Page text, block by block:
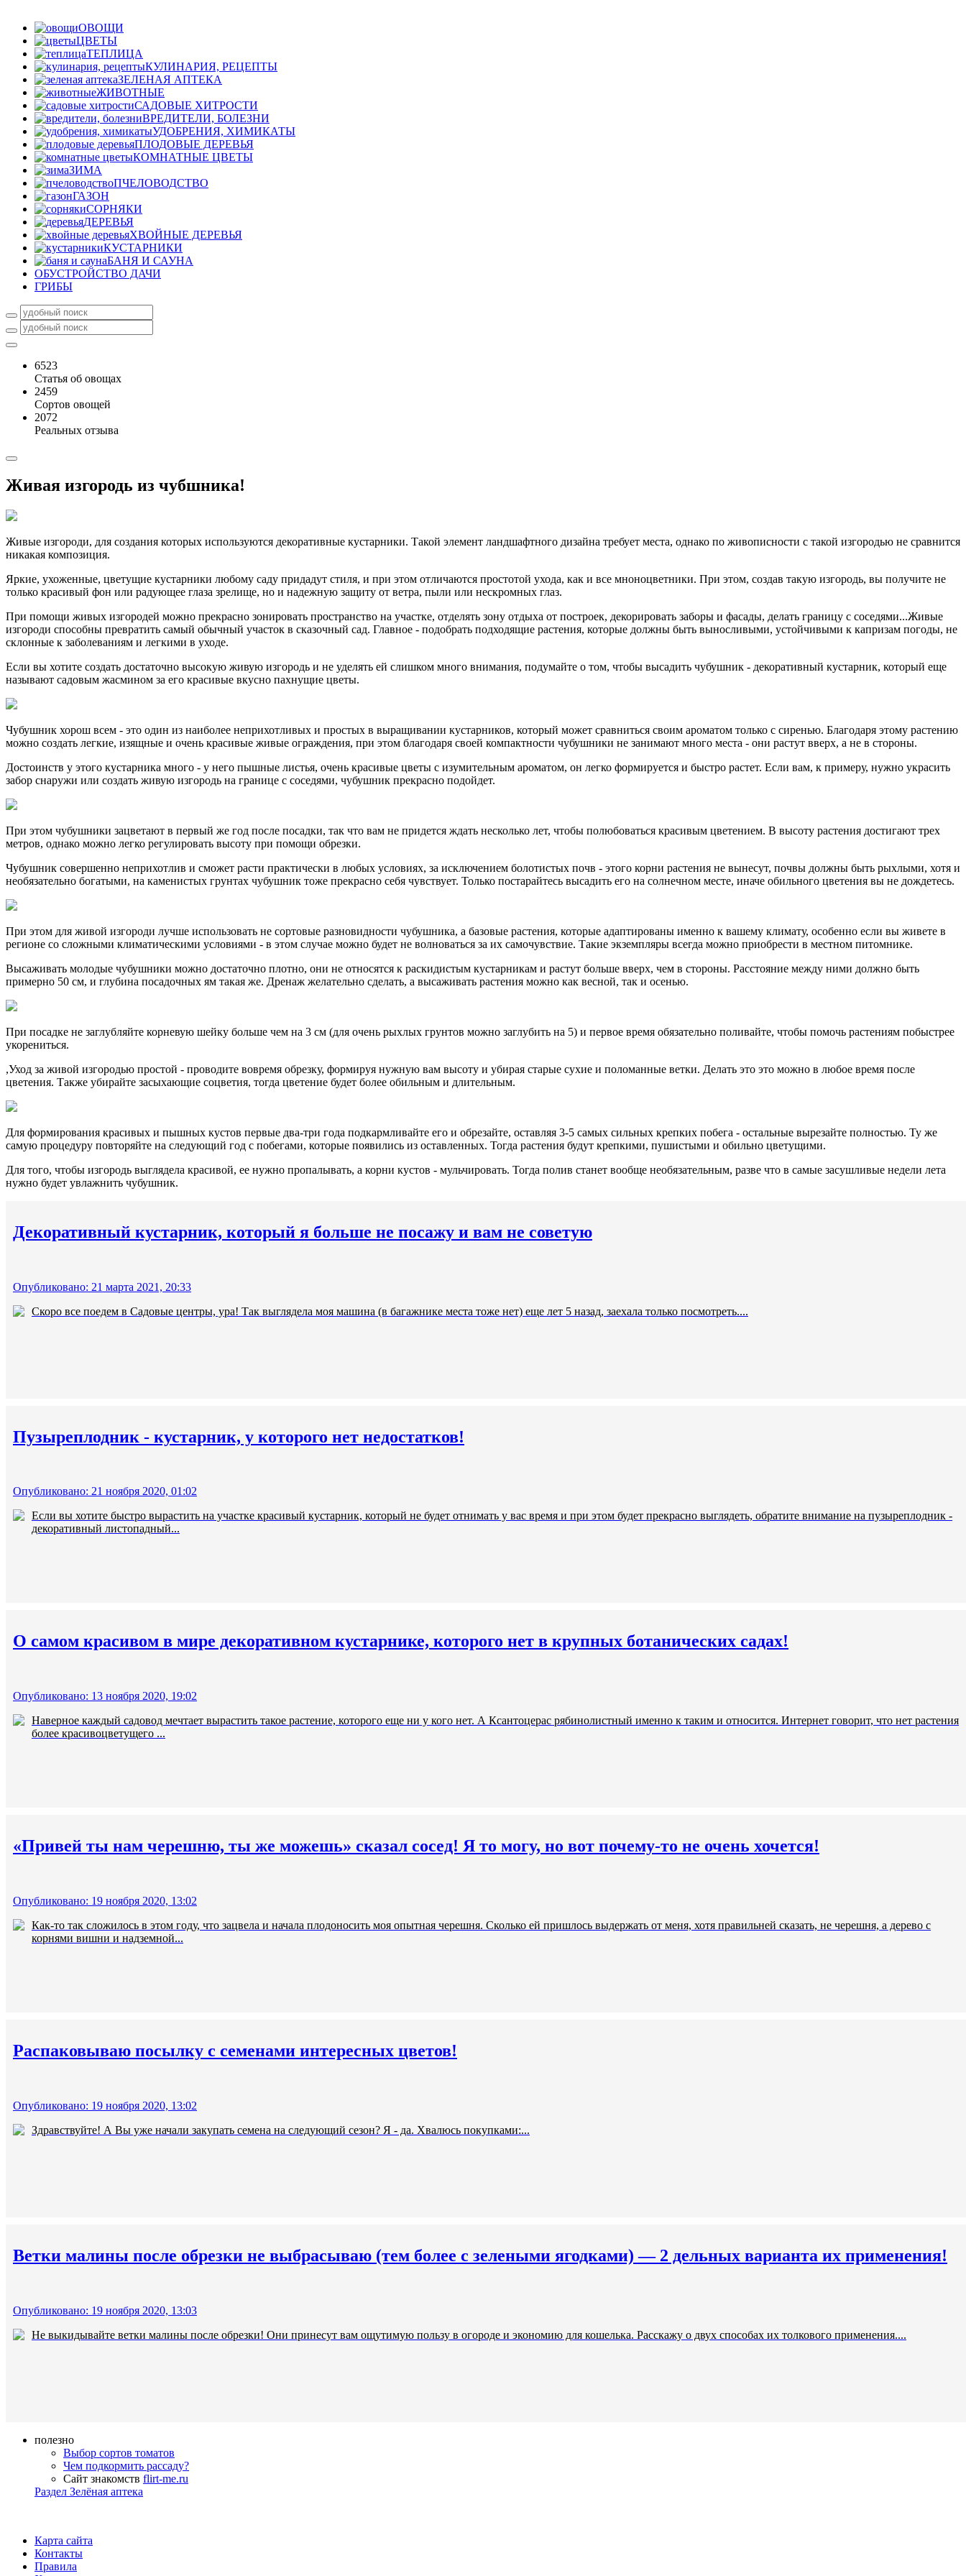
ОВОЩИ
ЦВЕТЫ
ТЕПЛИЦА
КУЛИНАРИЯ, РЕЦЕПТЫ
ЗЕЛЕНАЯ АПТЕКА
ЖИВОТНЫЕ
САДОВЫЕ ХИТРОСТИ
ВРЕДИТЕЛИ, БОЛЕЗНИ
УДОБРЕНИЯ, ХИМИКАТЫ
ПЛОДОВЫЕ ДЕРЕВЬЯ
КОМНАТНЫЕ ЦВЕТЫ
ЗИМА
ПЧЕЛОВОДСТВО
ГАЗОН
СОРНЯКИ
ДЕРЕВЬЯ
ХВОЙНЫЕ ДЕРЕВЬЯ
КУСТАРНИКИ
БАНЯ И САУНА
ОБУСТРОЙСТВО ДАЧИ
ГРИБЫ
6523
Статья об овощах
2459
Сортов овощей
2072
Реальных отзыва
Живая изгородь из чубшника!
Живые изгороди, для создания которых используются декоративные кустарники. Такой элемент ландшафтного дизайна требует места, однако по живописности с такой изгородью не сравнится
никакая композиция.
Яркие, ухоженные, цветущие кустарники любому саду придадут стиля, и при этом отличаются простотой ухода, как и все мноноцветники. При этом, создав такую изгородь, вы получите не
только красивый фон или радующее глаза зрелище, но и надежную защиту от ветра, пыли или нескромных глаз.
При помощи живых изгородей можно прекрасно зонировать пространство на участке, отделять зону отдыха от построек, декорировать заборы и фасады, делать границу с соседями...Живые
изгороди способны превратить самый обычный участок в сказочный сад. Главное - подобрать подходящие растения, которые должны быть выносливыми, устойчивыми к капризам погоды, не
склонные к заболеваниям и легкими в уходе.
Если вы хотите создать достаточно высокую живую изгородь и не уделять ей слишком много внимания, подумайте о том, чтобы высадить чубушник - декоративный кустарник, который еще
называют садовым жасмином за его красивые вкусно пахнущие цветы.
Чубушник хорош всем - это один из наиболее неприхотливых и простых в выращивании кустарников, который может сравниться своим ароматом только с сиренью. Благодаря этому растению
можно создать легкие, изящные и очень красивые живые ограждения, при этом благодаря своей компактности чубушники не занимают много места - они растут вверх, а не в стороны.
Достоинств у этого кустарника много - у него пышные листья, очень красивые цветы с изумительным ароматом, он легко формируется и быстро растет. Если вам, к примеру, нужно украсить
забор снаружи или создать живую изгородь на границе с соседями, чубушник прекрасно подойдет.
При этом чубушники зацветают в первый же год после посадки, так что вам не придется ждать несколько лет, чтобы полюбоваться красивым цветением. В высоту растения достигают трех
метров, однако можно легко регулировать высоту при помощи обрезки.
Чубушник совершенно неприхотлив и сможет расти практически в любых условиях, за исключением болотистых почв - этого корни растения не вынесут, почвы должны быть рыхлыми, хотя и
необязательно богатыми, на каменистых грунтах чубушник тоже прекрасно себя чувствует. Только постарайтесь высадить его на солнечном месте, иначе обильного цветения вы не дождетесь.
При этом для живой изгороди лучше использовать не сортовые разновидности чубушника, а базовые растения, которые адаптированы именно к вашему климату, особенно если вы живете в
регионе со сложными климатическими условиями - в этом случае можно будет не волноваться за их самочувствие. Такие экземпляры всегда можно приобрести в местном питомнике.
Высаживать молодые чубушники можно достаточно плотно, они не относятся к раскидистым кустарникам и растут больше вверх, чем в стороны. Расстояние между ними должно быть
примерно 50 см, и глубина посадочных ям такая же. Дренаж желательно сделать, а высаживать растения можно как весной, так и осенью.
При посадке не заглубляйте корневую шейку больше чем на 3 см (для очень рыхлых грунтов можно заглубить на 5) и первое время обязательно поливайте, чтобы помочь растениям побыстрее
укорениться.
,Уход за живой изгородью простой - проводите вовремя обрезку, формируя нужную вам высоту и убирая старые сухие и поломанные ветки. Делать это это можно в любое время после
цветения. Также убирайте засыхающие соцветия, тогда цветение будет более обильным и длительным.
Для формирования красивых и пышных кустов первые два-три года подкармливайте его и обрезайте, оставляя 3-5 самых сильных крепких побега - остальные вырезайте полностью. Ту же
самую процедуру повторяйте на следующий год с побегами, которые появились из оставленных. Тогда растения будут крепкими, пушистыми и обильно цветущими.
Для того, чтобы изгородь выглядела красивой, ее нужно пропалывать, а корни кустов - мульчировать. Тогда полив станет вообще необязательным, разве что в самые засушливые недели лета
нужно будет увлажнить чубушник.
Декоративный кустарник, который я больше не посажу и вам не советую
Опубликовано: 21 марта 2021, 20:33
Скоро все поедем в Садовые центры, ура! Так выглядела моя машина (в багажнике места тоже нет) еще лет 5 назад, заехала только посмотреть....
Пузыреплодник - кустарник, у которого нет недостатков!
Опубликовано: 21 ноября 2020, 01:02
Если вы хотите быстро вырастить на участке красивый кустарник, который не будет отнимать у вас время и при этом будет прекрасно выглядеть, обратите внимание на пузыреплодник -
декоративный листопадный...
О самом красивом в мире декоративном кустарнике, которого нет в крупных ботанических садах!
Опубликовано: 13 ноября 2020, 19:02
Наверное каждый садовод мечтает вырастить такое растение, которого еще ни у кого нет. А Ксантоцерас рябинолистный именно к таким и относится. Интернет говорит, что нет растения
более красивоцветущего ...
«Привей ты нам черешню, ты же можешь» сказал сосед! Я то могу, но вот почему-то не очень хочется!
Опубликовано: 19 ноября 2020, 13:02
Как-то так сложилось в этом году, что зацвела и начала плодоносить моя опытная черешня. Сколько ей пришлось выдержать от меня, хотя правильней сказать, не черешня, а дерево с
корнями вишни и надземной...
Распаковываю посылку с семенами интересных цветов!
Опубликовано: 19 ноября 2020, 13:02
Здравствуйте! А Вы уже начали закупать семена на следующий сезон? Я - да. Хвалюсь покупками:...
Ветки малины после обрезки не выбрасываю (тем более с зелеными ягодками) — 2 дельных варианта их применения!
Опубликовано: 19 ноября 2020, 13:03
Не выкидывайте ветки малины после обрезки! Они принесут вам ощутимую пользу в огороде и экономию для кошелька. Расскажу о двух способах их толкового применения....
полезно
Выбор сортов томатов
Чем подкормить рассаду?
Сайт знакомств flirt-me.ru
Раздел Зелёная аптека
Карта сайта
Контакты
Правила